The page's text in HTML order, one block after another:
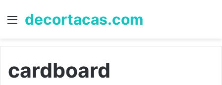
Menu
decortacas.com
cardboard